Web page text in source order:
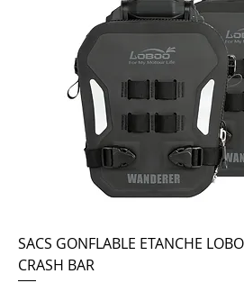
SACS GONFLABLE ETANCHE
CRASH BAR